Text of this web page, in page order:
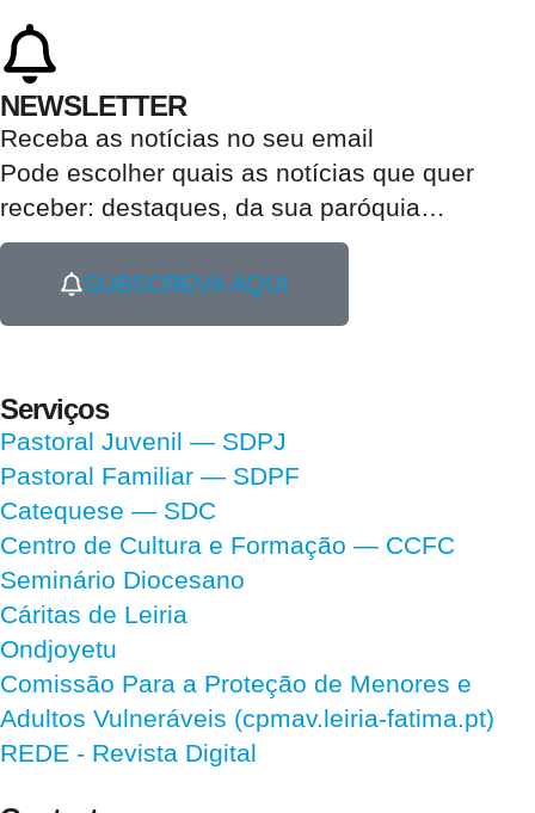
NEWSLETTER
Receba as notícias no seu email​
Pode escolher quais as notícias que quer
receber: destaques, da sua paróquia…
SUBSCREVA AQUI
Serviços
Pastoral Juvenil — SDPJ
Pastoral Familiar — SDPF
Catequese — SDC
Centro de Cultura e Formação — CCFC
Seminário Diocesano
Cáritas de Leiria
Ondjoyetu
Comissão Para a Proteção de Menores e
Adultos Vulneráveis (cpmav.leiria-fatima.pt)
REDE - Revista Digital